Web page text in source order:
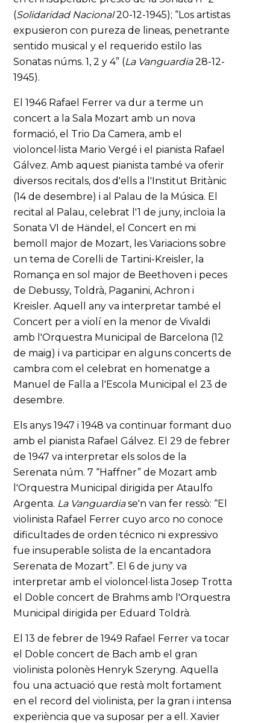
(Solidaridad Nacional20-12-1945); “Los artistas
expusieron con pureza de lineas, penetrante
sentido musical y el requerido estilo las
Sonatas núms. 1, 2 y 4” (La Vanguardia28-12-
1945).
El 1946 Rafael Ferrer va dur a terme un
concert a la Sala Mozart amb un nova
formació, el Trio Da Camera, amb el
violoncel·lista Mario Vergé i el pianista Rafael
Gálvez. Amb aquest pianista també va oferir
diversos recitals, dos d'ells a l'Institut Britànic
(14 de desembre) i al Palau de la Música. El
recital al Palau, celebrat l'1 de juny, incloïa la
Sonata VI de Händel, el Concert en mi
bemoll major de Mozart, les Variacions sobre
un tema de Corelli de Tartini-Kreisler, la
Romança en sol major de Beethoven i peces
de Debussy, Toldrà, Paganini, Achron i
Kreisler. Aquell any va interpretar també el
Concert per a violí en la menor de Vivaldi
amb l'Orquestra Municipal de Barcelona (12
de maig) i va participar en alguns concerts de
cambra com el celebrat en homenatge a
Manuel de Falla a l'Escola Municipal el 23 de
desembre.
Els anys 1947 i 1948 va continuar formant duo
amb el pianista Rafael Gálvez. El 29 de febrer
de 1947 va interpretar els solos de la
Serenata núm. 7 “Haffner” de Mozart amb
l'Orquestra Municipal dirigida per Ataulfo
Argenta. La Vanguardiase'n van fer ressò: “El
violinista Rafael Ferrer cuyo arco no conoce
dificultades de orden técnico ni expressivo
fue insuperable solista de la encantadora
Serenata de Mozart”. El 6 de juny va
interpretar amb el violoncel·lista Josep Trotta
el Doble concert de Brahms amb l'Orquestra
Municipal dirigida per Eduard Toldrà.
El 13 de febrer de 1949 Rafael Ferrer va tocar
el Doble concert de Bach amb el gran
violinista polonès Henryk Szeryng. Aquella
fou una actuació que restà molt fortament
en el record del violinista, per la gran i intensa
experiència que va suposar per a ell. Xavier